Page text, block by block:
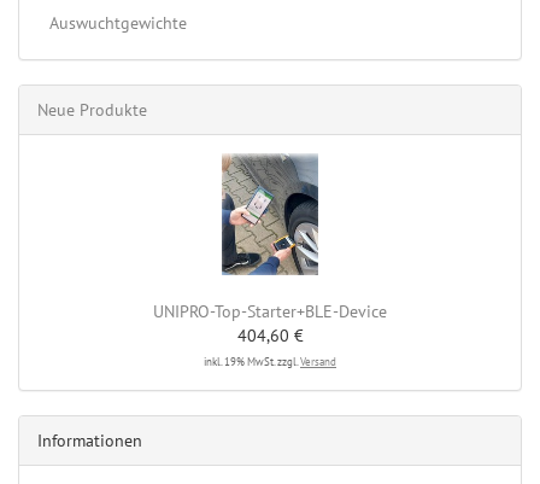
Auswuchtgewichte
Neue Produkte
UNIPRO-Top-Starter+BLE-Device
404,60 €
inkl. 19% MwSt. zzgl.Versand
Informationen